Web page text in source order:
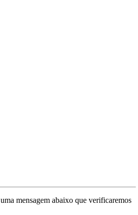
mensagem abaixo que verificaremos